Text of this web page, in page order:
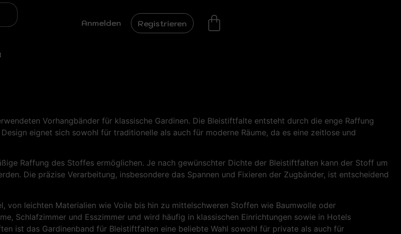
Anmelden Registrieren
Vorhangbänder für klassische Gardinen. Die Bleistiftfalte entsteht durch die enge Raffung
eignet sich sowohl für traditionelle als auch für moderne Räume, da es eine zeitlose und
Raffung des Stoffes ermöglichen. Je nach gewünschter Dichte der Bleistiftfalten kann der Stoff um
Die präzise Verarbeitung, insbesondere das Spannen und Fixieren der Zugbänder, ist entscheidend
leichten Materialien wie Voile bis hin zu mittelschweren Stoffen wie Baumwolle oder
Schlafzimmer und Esszimmer und wird häufig in klassischen Einrichtungen sowie in Hotels
ist das Gardinenband für Bleistiftfalten eine beliebte Wahl sowohl für private als auch für